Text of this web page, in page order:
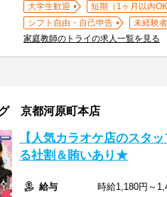
大学生歓迎 短期（1ヶ月以内OK
シフト自由・自己申告
未経験
家庭教師のトライの求人一覧を見る
京都河原町本店
【人気カラオケ店のスタ
る社割＆賄いあり★
給与
時給1,180円～